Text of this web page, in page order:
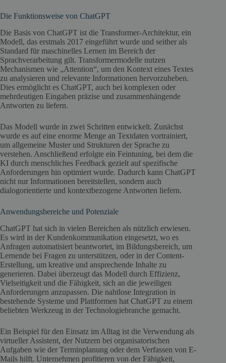
Die Funktionsweise von ChatGPT
Die Basis von ChatGPT ist die Transformer-Architektur, ein
Modell, das erstmals 2017 eingeführt wurde und seither als
Standard für maschinelles Lernen im Bereich der
Sprachverarbeitung gilt. Transformermodelle nutzen
Mechanismen wie „Attention“, um den Kontext eines Textes
zu analysieren und relevante Informationen hervorzuheben.
Dies ermöglicht es ChatGPT, auch bei komplexen oder
mehrdeutigen Eingaben präzise und zusammenhängende
Antworten zu liefern.
Das Modell wurde in zwei Schritten entwickelt. Zunächst
wurde es auf eine enorme Menge an Textdaten vortrainiert,
um allgemeine Muster und Strukturen der Sprache zu
verstehen. Anschließend erfolgte ein Feintuning, bei dem die
KI durch menschliches Feedback gezielt auf spezifische
Anforderungen hin optimiert wurde. Dadurch kann ChatGPT
nicht nur Informationen bereitstellen, sondern auch
dialogorientierte und kontextbezogene Antworten liefern.
Anwendungsbereiche und Potenziale
ChatGPT hat sich in vielen Bereichen als nützlich erwiesen.
Es wird in der Kundenkommunikation eingesetzt, wo es
Anfragen automatisiert beantwortet, im Bildungsbereich, um
Lernende bei Fragen zu unterstützen, oder in der Content-
Erstellung, um kreative und ansprechende Inhalte zu
generieren. Dabei überzeugt das Modell durch Effizienz,
Vielseitigkeit und die Fähigkeit, sich an die jeweiligen
Anforderungen anzupassen. Die nahtlose Integration in
bestehende Systeme und Plattformen hat ChatGPT zu einem
beliebten Werkzeug in der Technologiebranche gemacht.
Ein Beispiel für den Einsatz im Alltag ist die Verwendung als
virtueller Assistent, der Nutzern bei organisatorischen
Aufgaben wie der Terminplanung oder dem Verfassen von E-
Mails hilft. Unternehmen profitieren von der Fähigkeit,